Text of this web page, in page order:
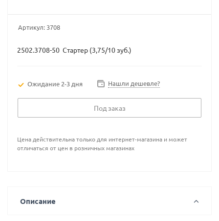
Артикул: 3708
2502.3708-50 Стартер (3,75/10 зуб.)
Ожидание 2-3 дня Нашли дешевле?
Под заказ
Цена действительна только для интернет-магазина и может
отличаться от цен в розничных магазинах
Описание